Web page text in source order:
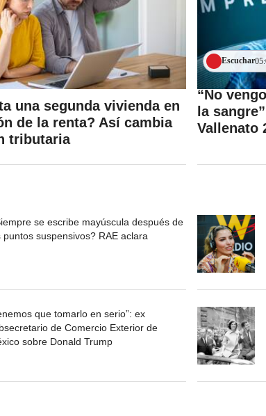
una segunda vivienda en
de la renta? Así cambia
tributaria
Escuchar
“No
la
Vallenato
se escribe mayúscula después de
puntos suspensivos? RAE aclara
que tomarlo en serio”: ex
de Comercio Exterior de
sobre Donald Trump